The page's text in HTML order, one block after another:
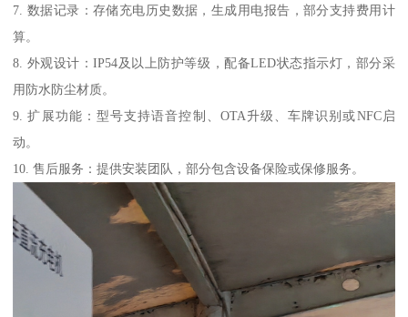
7. 数据记录：存储充电历史数据，生成用电报告，部分支持费用计
算。
8. 外观设计：IP54及以上防护等级，配备LED状态指示灯，部分采
用防水防尘材质。
9. 扩展功能：型号支持语音控制、OTA升级、车牌识别或NFC启
动。
10. 售后服务：提供安装团队，部分包含设备保险或保修服务。